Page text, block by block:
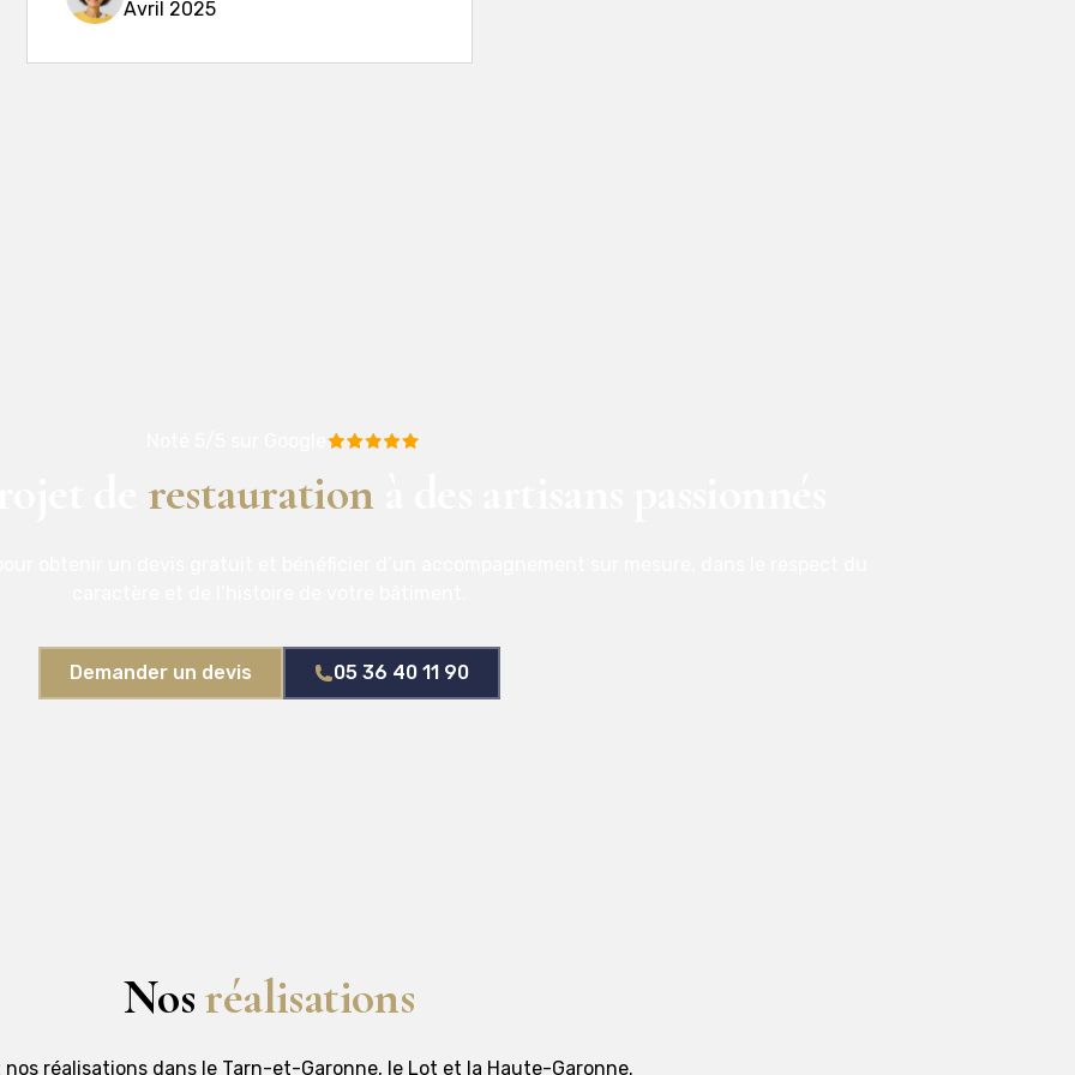
Avril 2025
restaurationà des artisans passionnés
Demander un devis 05 36 40 11 90
Nosréalisations
nos réalisations dans le Tarn-et-Garonne, le Lot et la Haute-Garonne.